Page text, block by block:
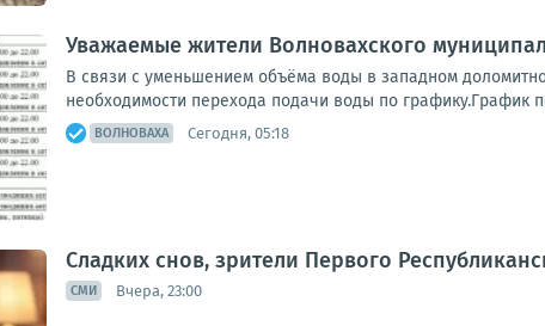
Уважаемые жители Волновахского
В связи с уменьшением объёма воды в западном
необходимости перехода подачи воды по графику.График
ВОЛНОВАХА Сегодня, 05:18
Сладких снов, зрители Первого
СМИ Вчера, 23:00